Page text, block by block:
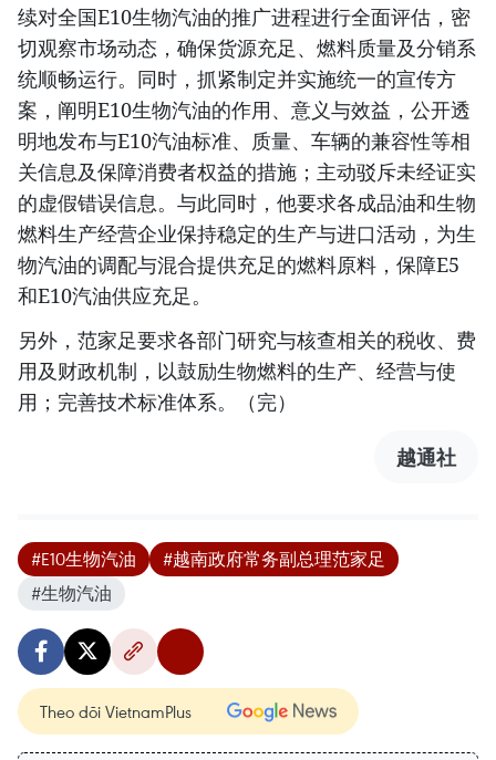
续对全国E10生物汽油的推广进程进行全面评估，密
切观察市场动态，确保货源充足、燃料质量及分销系
统顺畅运行。同时，抓紧制定并实施统一的宣传方
案，阐明E10生物汽油的作用、意义与效益，公开透
明地发布与E10汽油标准、质量、车辆的兼容性等相
关信息及保障消费者权益的措施；主动驳斥未经证实
的虚假错误信息。与此同时，他要求各成品油和生物
燃料生产经营企业保持稳定的生产与进口活动，为生
物汽油的调配与混合提供充足的燃料原料，保障E5
和E10汽油供应充足。
另外，范家足要求各部门研究与核查相关的税收、费
用及财政机制，以鼓励生物燃料的生产、经营与使
用；完善技术标准体系。（完）
越通社
#E10生物汽油
#越南政府常务副总理范家足
#生物汽油
Theo dõi VietnamPlus